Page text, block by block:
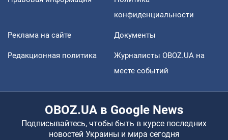
конфиденциальности
Реклама на сайте Документы
Редакционная политика
Журналисты OBOZ.UA на
месте событий
OBOZ.UA в Google News
Подписывайтесь, чтобы быть в курсе последних
новостей Украины и мира сегодня